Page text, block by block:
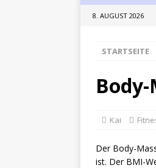
8. AUGUST 2026
STARTSEITE
Kai
Der Body-
ist. Der BMI-